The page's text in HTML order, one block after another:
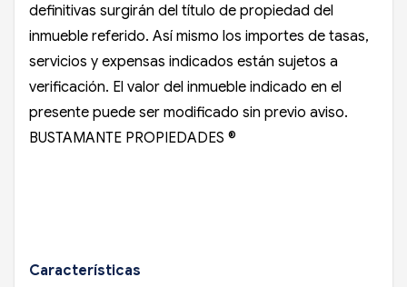
definitivas surgirán del título de propiedad del
inmueble referido. Así mismo los importes de tasas,
servicios y expensas indicados están sujetos a
verificación. El valor del inmueble indicado en el
presente puede ser modificado sin previo aviso.
BUSTAMANTE PROPIEDADES ®
Características